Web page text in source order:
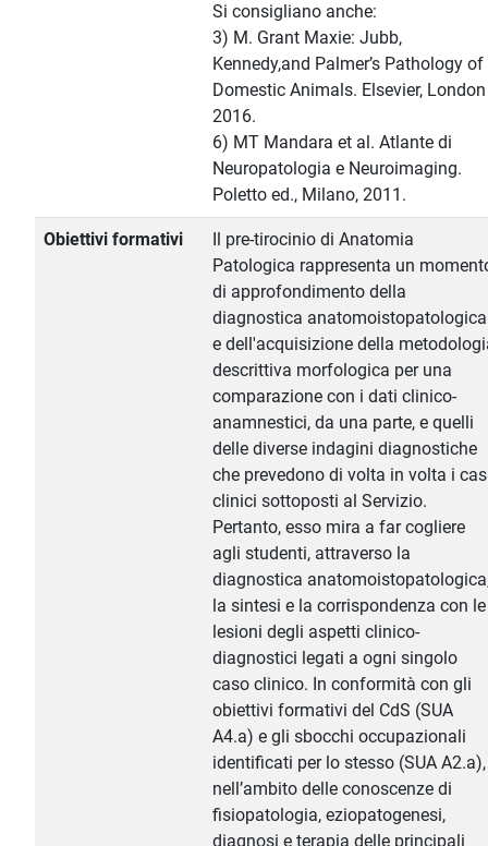
Si consigliano anche:
3) M. Grant Maxie: Jubb,
Kennedy,and Palmer’s Pathology of
Domestic Animals. Elsevier, London
2016.
6) MT Mandara et al. Atlante di
Neuropatologia e Neuroimaging.
Poletto ed., Milano, 2011.
Obiettivi formativi
Il pre-tirocinio di Anatomia
Patologica rappresenta un
di approfondimento della
diagnostica anatomoistopatologica
e dell'acquisizione della
descrittiva morfologica per una
comparazione con i dati clinico-
anamnestici, da una parte, e quelli
delle diverse indagini diagnostiche
che prevedono di volta in volta i
clinici sottoposti al Servizio.
Pertanto, esso mira a far cogliere
agli studenti, attraverso la
diagnostica
la sintesi e la corrispondenza con le
lesioni degli aspetti clinico-
diagnostici legati a ogni singolo
caso clinico. In conformità con gli
obiettivi formativi del CdS (SUA
A4.a) e gli sbocchi occupazionali
identificati per lo stesso (SUA A2.a),
nell’ambito delle conoscenze di
fisiopatologia, eziopatogenesi,
diagnosi e terapia delle principali